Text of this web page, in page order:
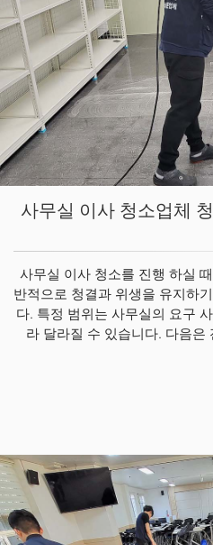
사무실 이사 청소업체
사무실 이사 청소를 진행 하실
반적으로 청결과 위생을 유지하
다. 특정 범위는 사무실의 요구
라 달라질 수 있습니다. 다음은